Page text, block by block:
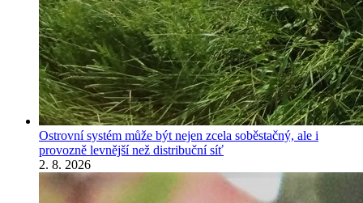
Ostrovní systém může být nejen zcela soběstačný, ale i
provozně levnější než distribuční síť
2. 8. 2026